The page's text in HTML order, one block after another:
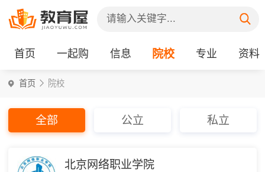
首页 一起购 信息 院校 专业 资料
首页 院校
全部 公立 私立
北京网络职业学院